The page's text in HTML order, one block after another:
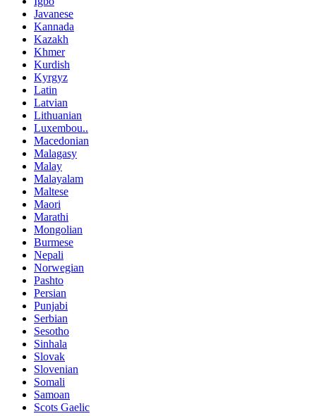
Javanese
Kannada
Kazakh
Khmer
Kurdish
Kyrgyz
Latin
Latvian
Lithuanian
Luxembou..
Macedonian
Malagasy
Malay
Malayalam
Maltese
Maori
Marathi
Mongolian
Burmese
Nepali
Norwegian
Pashto
Persian
Punjabi
Serbian
Sesotho
Sinhala
Slovak
Slovenian
Somali
Samoan
Scots Gaelic